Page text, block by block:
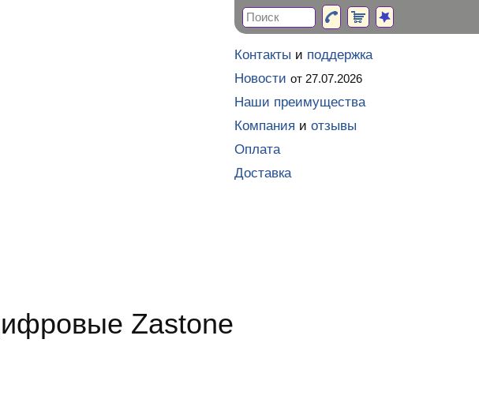
Zastone
Контакты и поддержка
Новости от 27.07.2026
Наши преимущества
Компания и отзывы
Оплата
Доставка